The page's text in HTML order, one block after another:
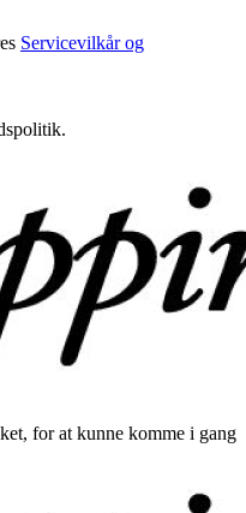
Servicevilkår og
for at kunne komme i gang